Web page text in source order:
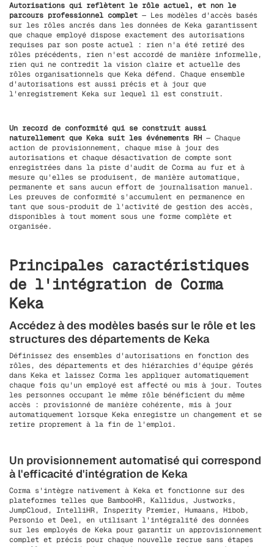
Autorisations qui reflètent le rôle actuel, et non le
parcours professionnel complet — Les modèles d'accès basés
sur les rôles ancrés dans les données de Keka garantissent
que chaque employé dispose exactement des autorisations
requises par son poste actuel : rien n'a été retiré des
rôles précédents, rien n'est accordé de manière informelle,
rien qui ne contredit la vision claire et actuelle des
rôles organisationnels que Keka défend. Chaque ensemble
d'autorisations est aussi précis et à jour que
l'enregistrement Keka sur lequel il est construit.
Un record de conformité qui se construit aussi
naturellement que Keka suit les événements RH — Chaque
action de provisionnement, chaque mise à jour des
autorisations et chaque désactivation de compte sont
enregistrées dans la piste d'audit de Corma au fur et à
mesure qu'elles se produisent, de manière automatique,
permanente et sans aucun effort de journalisation manuel.
Les preuves de conformité s'accumulent en permanence en
tant que sous-produit de l'activité de gestion des accès,
disponibles à tout moment sous une forme complète et
organisée.
Principales caractéristiques
de l'intégration de Corma
Keka
Accédez à des modèles basés sur le rôle et les
structures des départements de Keka
Définissez des ensembles d'autorisations en fonction des
rôles, des départements et des hiérarchies d'équipe gérés
dans Keka et laissez Corma les appliquer automatiquement
chaque fois qu'un employé est affecté ou mis à jour. Toutes
les personnes occupant le même rôle bénéficient du même
accès : provisionné de manière cohérente, mis à jour
automatiquement lorsque Keka enregistre un changement et se
retire proprement à la fin de l'emploi.
Un provisionnement automatisé qui correspond
à l'efficacité d'intégration de Keka
Corma s'intègre nativement à Keka et fonctionne sur des
plateformes telles que BambooHR, Kallidus, Justworks,
JumpCloud, IntelliHR, Insperity Premier, Humaans, Hibob,
Personio et Deel, en utilisant l'intégralité des données
sur les employés de Keka pour garantir un approvisionnement
complet et précis pour chaque nouvelle recrue sans étapes